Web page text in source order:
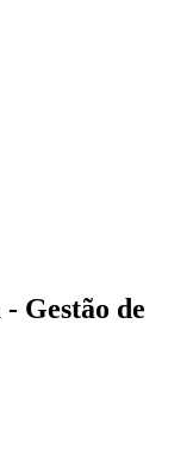
Gestão de